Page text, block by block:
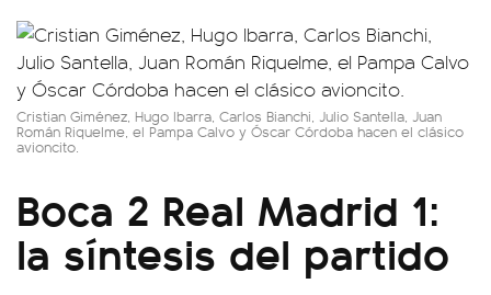
Cristian Giménez, Hugo Ibarra, Carlos Bianchi, Julio Santella, Juan
Román Riquelme, el Pampa Calvo y Óscar Córdoba hacen el clásico
avioncito.
Boca 2 Real Madrid 1:
la síntesis del partido